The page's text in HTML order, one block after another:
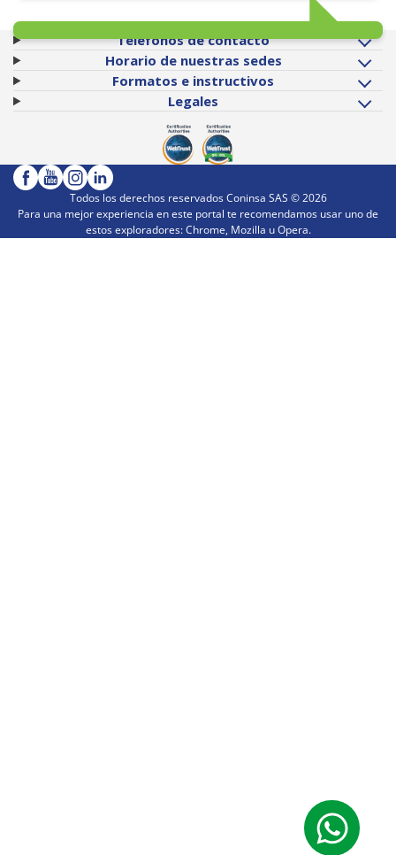
Teléfonos de contacto
Horario de nuestras sedes
Formatos e instructivos
Legales
Todos los derechos reservados Coninsa SAS ©2026
Para una mejor experiencia en este portal te recomendamos usar uno de
estos exploradores: Chrome, Mozilla u Opera.